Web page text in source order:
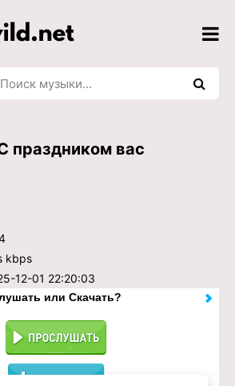
праздником вас
kbps
12-01 22:20:03
или Скачать?